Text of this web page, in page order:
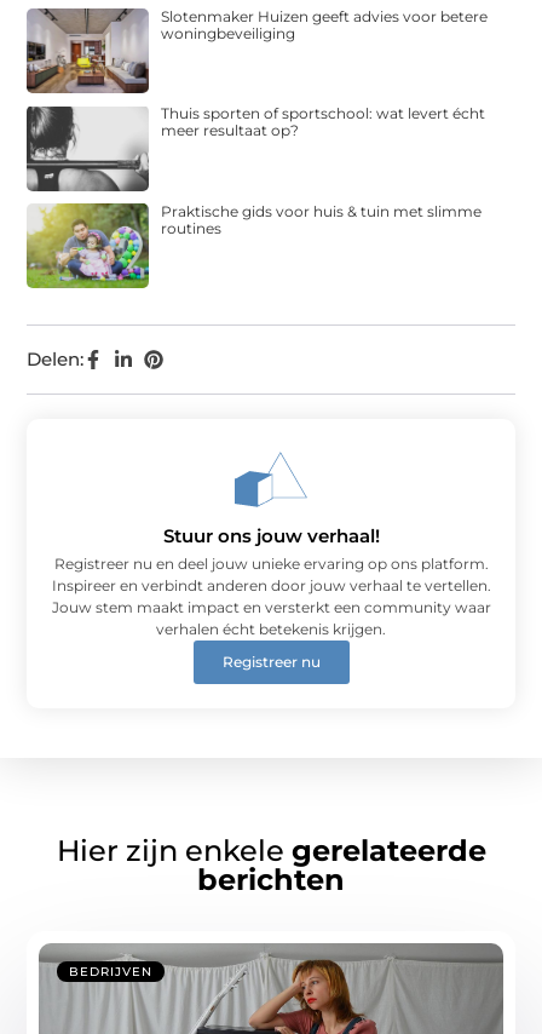
Delen:
Slotenmaker Huizen geeft advies voor betere
woningbeveiliging
Thuis sporten of sportschool: wat levert écht
meer resultaat op?
Praktische gids voor huis & tuin met slimme
routines
Stuur ons jouw verhaal!
Registreer nu en deel jouw unieke ervaring op ons platform.
Inspireer en verbindt anderen door jouw verhaal te vertellen.
Jouw stem maakt impact en versterkt een community waar
verhalen écht betekenis krijgen.
Registreer nu
Hier zijn enkele gerelateerde
berichten
BEDRIJVEN